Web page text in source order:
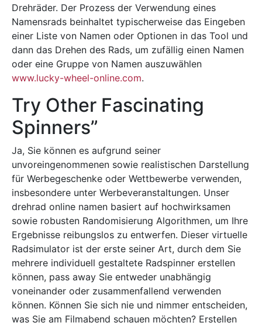
Drehräder. Der Prozess der Verwendung eines
Namensrads beinhaltet typischerweise das Eingeben
einer Liste von Namen oder Optionen in das Tool und
dann das Drehen des Rads, um zufällig einen Namen
oder eine Gruppe von Namen auszuwählen
www.lucky-wheel-online.com.
Try Other Fascinating
Spinners”
Ja, Sie können es aufgrund seiner
unvoreingenommenen sowie realistischen Darstellung
für Werbegeschenke oder Wettbewerbe verwenden,
insbesondere unter Werbeveranstaltungen. Unser
drehrad online namen basiert auf hochwirksamen
sowie robusten Randomisierung Algorithmen, um Ihre
Ergebnisse reibungslos zu entwerfen. Dieser virtuelle
Radsimulator ist der erste seiner Art, durch dem Sie
mehrere individuell gestaltete Radspinner erstellen
können, pass away Sie entweder unabhängig
voneinander oder zusammenfallend verwenden
können. Können Sie sich nie und nimmer entscheiden,
was Sie am Filmabend schauen möchten? Erstellen